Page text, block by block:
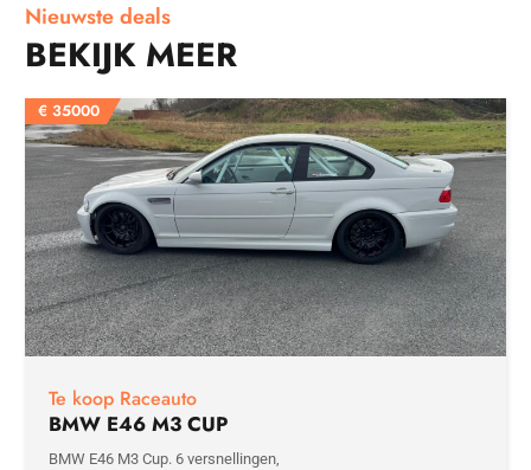
Nieuwste deals
BEKIJK MEER
€ 35000
Te koop Raceauto
BMW E46 M3 CUP
BMW E46 M3 Cup. 6 versnellingen,